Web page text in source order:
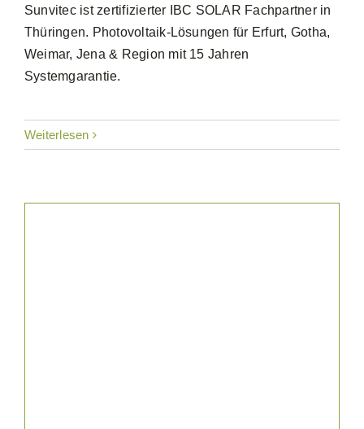
Sunvitec ist zertifizierter IBC SOLAR Fachpartner in
Thüringen. Photovoltaik-Lösungen für Erfurt, Gotha,
Weimar, Jena & Region mit 15 Jahren
Systemgarantie.
Weiterlesen